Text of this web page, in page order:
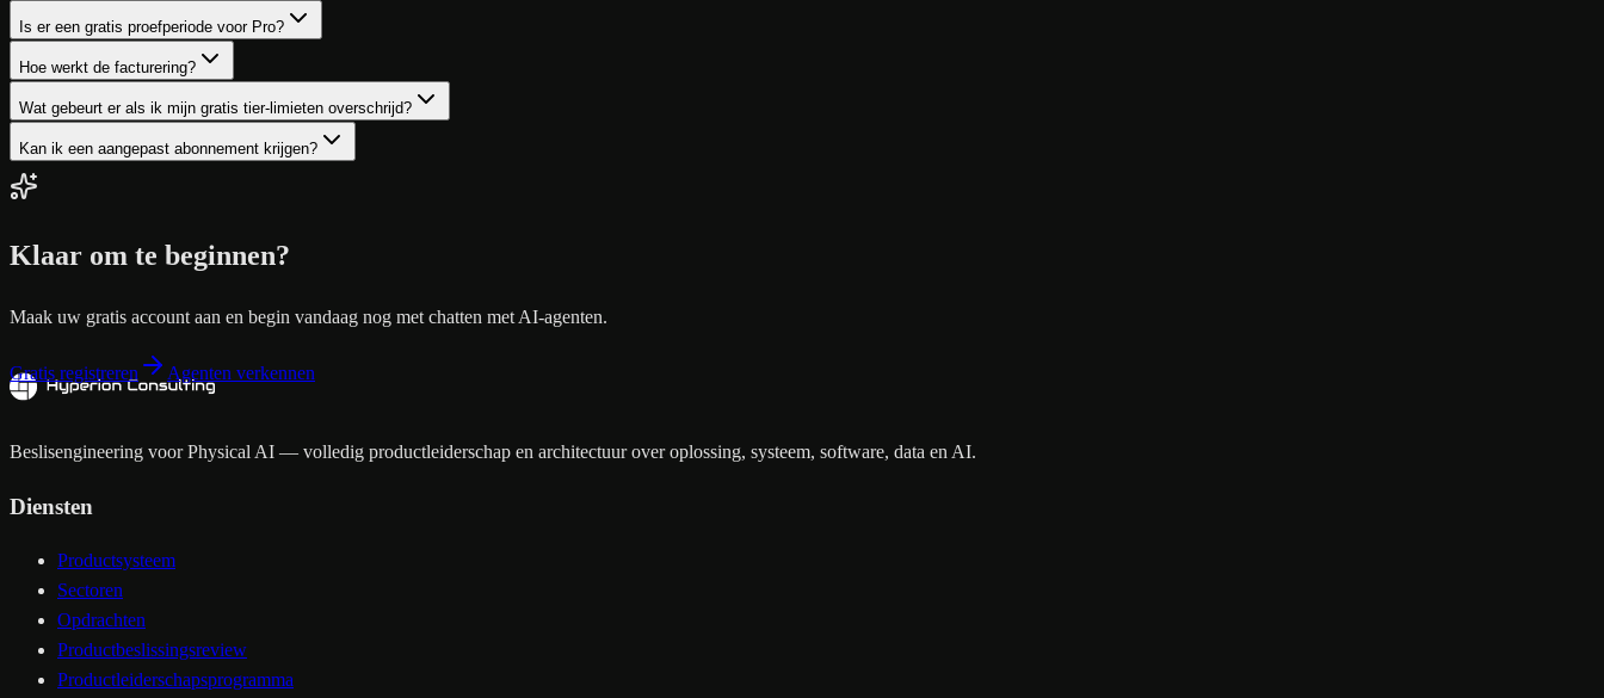
Is er een gratis proefperiode voor Pro?
Hoe werkt de facturering?
Wat gebeurt er als ik mijn gratis tier-limieten overschrijd?
Kan ik een aangepast abonnement krijgen?
Klaar om te beginnen?
Maak uw gratis account aan en begin vandaag nog met chatten met AI-agenten.
Gratis registreren Agenten verkennen
Beslisengineering voor Physical AI — volledig productleiderschap en architectuur over oplossing, systeem, software, data en AI.
Diensten
Productsysteem
Sectoren
Opdrachten
Productbeslissingsreview
Productleiderschapsprogramma